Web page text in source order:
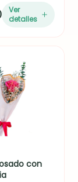
Ver
detalles
con